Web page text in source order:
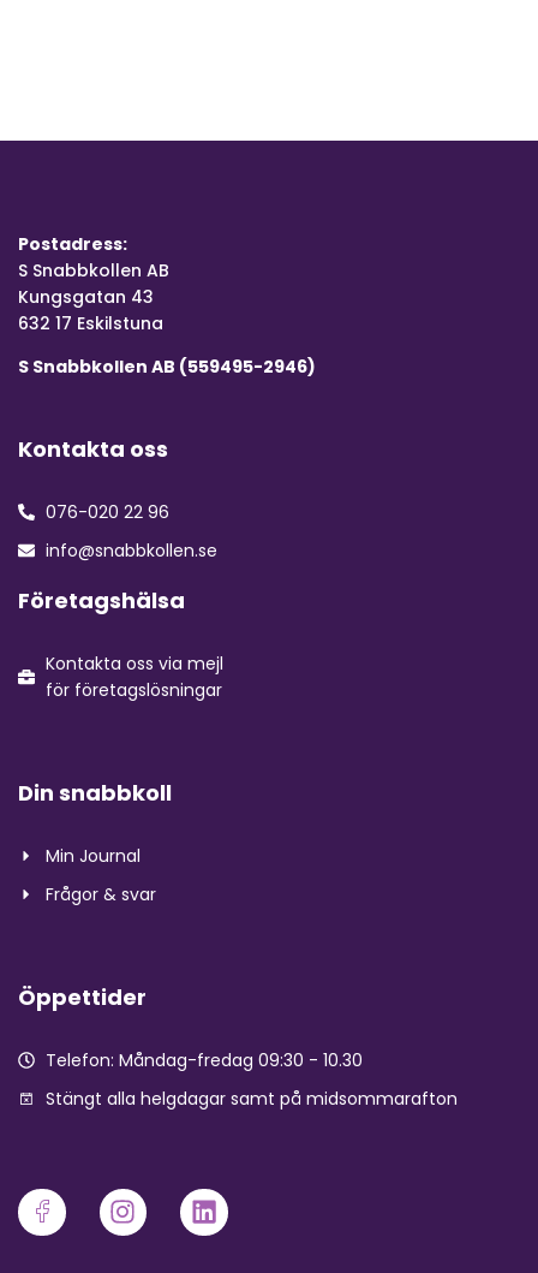
Postadress:
S Snabbkollen AB
Kungsgatan 43
632 17 Eskilstuna
S Snabbkollen AB (559495-2946)
Kontakta oss
076-020 22 96
info@snabbkollen.se
Företagshälsa
Kontakta oss via mejl
för företagslösningar
Din snabbkoll
Min Journal
Frågor & svar
Öppettider
Telefon: Måndag-fredag 09:30 - 10.30
Stängt alla helgdagar samt på midsommarafton